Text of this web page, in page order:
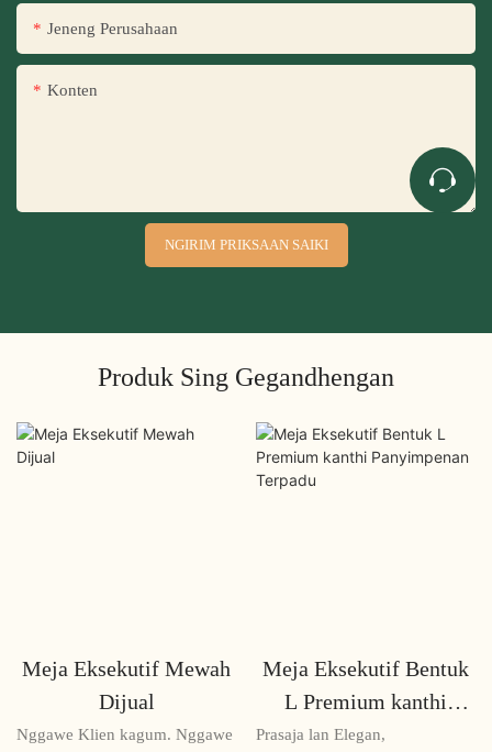
Jeneng Perusahaan
Konten
NGIRIM PRIKSAAN SAIKI
Produk Sing Gegandhengan
Meja Eksekutif Mewah
Dijual
Nggawe Klien kagum. Nggawe
Meja Eksekutif Bentuk
L Premium kanthi
Panyimpenan Terpadu
Prasaja lan Elegan,